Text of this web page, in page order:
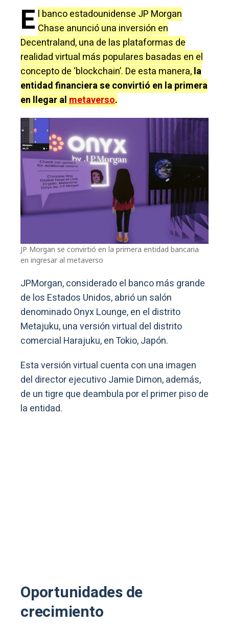
E l banco estadounidense JP Morgan
Chase anunció una inversión en
Decentraland, una de las plataformas de
realidad virtual más populares basadas en el
concepto de ‘blockchain’. De esta manera,la
entidad financiera se convirtió en la primera
en llegar almetaverso.
JP Morgan se convirtió en la primera entidad bancaria
en ingresar al metaverso
JPMorgan, considerado el banco más grande
de los Estados Unidos, abrió un salón
denominado Onyx Lounge, en el distrito
Metajuku, una versión virtual del distrito
comercial Harajuku, en Tokio, Japón.
Esta versión virtual cuenta con una imagen
del director ejecutivo Jamie Dimon, además,
de un tigre que deambula por el primer piso de
la entidad.
Oportunidades de
crecimiento